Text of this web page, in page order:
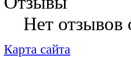
Нет отзывов
Карта сайта